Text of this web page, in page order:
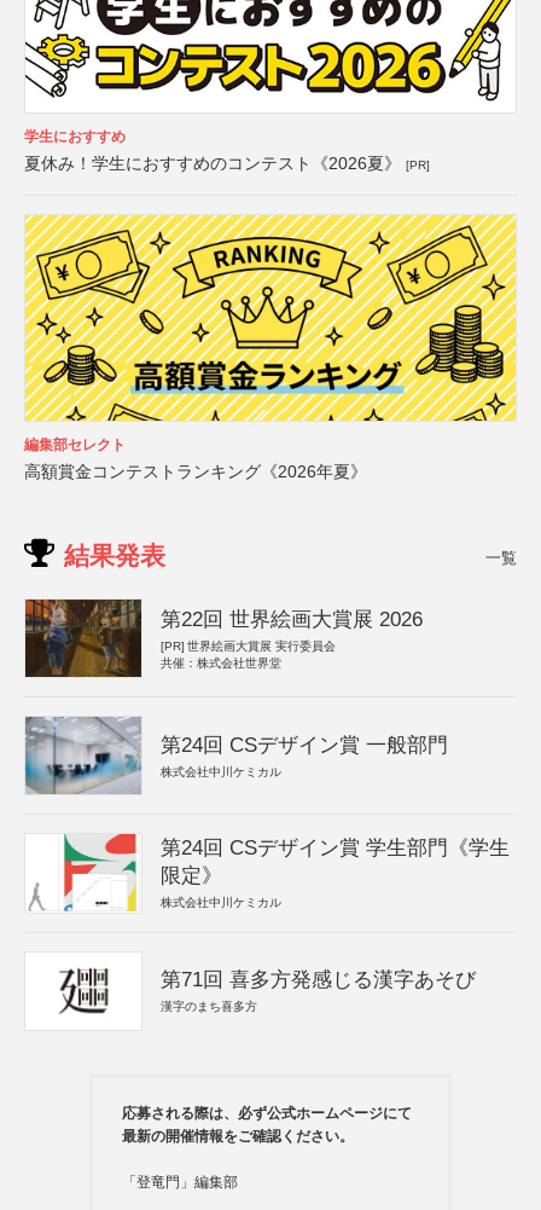
学生におすすめ
夏休み！学生におすすめのコンテスト《2026夏》 [PR]
編集部セレクト
高額賞金コンテストランキング《2026年夏》
結果発表 一覧
第22回 世界絵画大賞展 2026
[PR] 世界絵画大賞展 実行委員会
共催：株式会社世界堂
第24回 CSデザイン賞 一般部門
株式会社中川ケミカル
第24回 CSデザイン賞 学生部門《学生
限定》
株式会社中川ケミカル
第71回 喜多方発感じる漢字あそび
漢字のまち喜多方
応募される際は、必ず公式ホームページにて
最新の開催情報をご確認ください。
「登竜門」編集部